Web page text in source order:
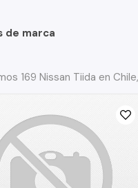
de marca
169 Nissan Tiida en